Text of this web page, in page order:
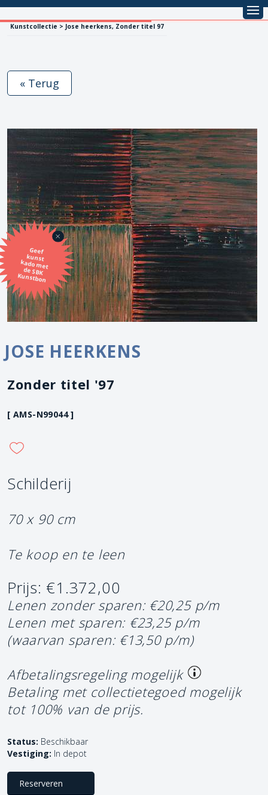
Kunstcollectie > Jose heerkens, Zonder titel 97
Geef
kunst
kado met
de SBK
Kunstbon
« Terug
JOSE HEERKENS
Zonder titel '97
[ AMS-N99044 ]
Schilderij
70 x 90 cm
Te koop en te leen
Prijs: €1.372,00
Lenen zonder sparen: €20,25 p/m
Lenen met sparen: €23,25 p/m
(waarvan sparen: €13,50 p/m)
Afbetalingsregeling mogelijk
Betaling met collectietegoed mogelijk
tot 100% van de prijs.
Status: Beschikbaar
Vestiging: In depot
Reserveren